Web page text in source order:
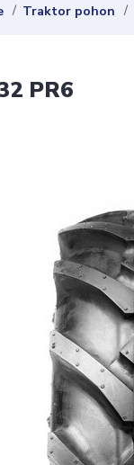
Traktor pohon
PR6